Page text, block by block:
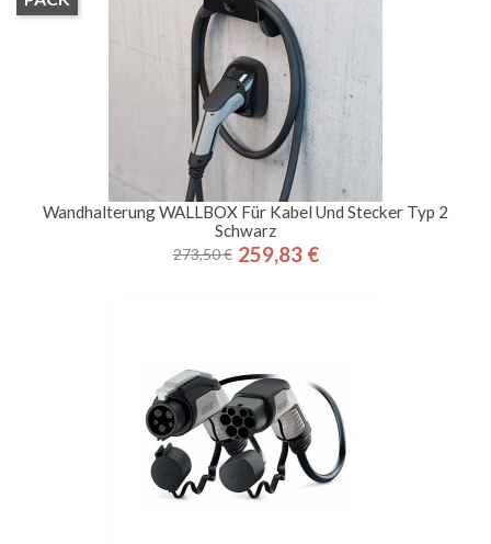
Wandhalterung WALLBOX Für Kabel Und Stecker Typ 2
Schwarz
Regulärer
273,50 € Preis
259,83 €